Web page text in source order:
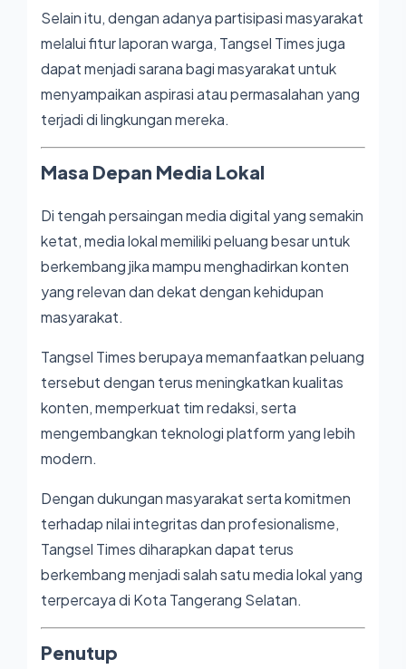
Selain itu, dengan adanya partisipasi masyarakat
melalui fitur laporan warga, Tangsel Times juga
dapat menjadi sarana bagi masyarakat untuk
menyampaikan aspirasi atau permasalahan yang
terjadi di lingkungan mereka.
Masa Depan Media Lokal
Di tengah persaingan media digital yang semakin
ketat, media lokal memiliki peluang besar untuk
berkembang jika mampu menghadirkan konten
yang relevan dan dekat dengan kehidupan
masyarakat.
Tangsel Timesberupaya memanfaatkan peluang
tersebut dengan terus meningkatkan kualitas
konten, memperkuat tim redaksi, serta
mengembangkan teknologi platform yang lebih
modern.
Dengan dukungan masyarakat serta komitmen
terhadap nilai integritas dan profesionalisme,
Tangsel Times diharapkan dapat terus
berkembang menjadi salah satu media lokal yang
terpercaya di Kota Tangerang Selatan.
Penutup